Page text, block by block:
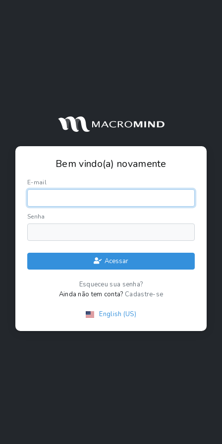
Bem vindo(a) novamente
E-mail
Senha
Acessar
Esqueceu sua senha?
Ainda não tem conta? Cadastre-se
English (US)